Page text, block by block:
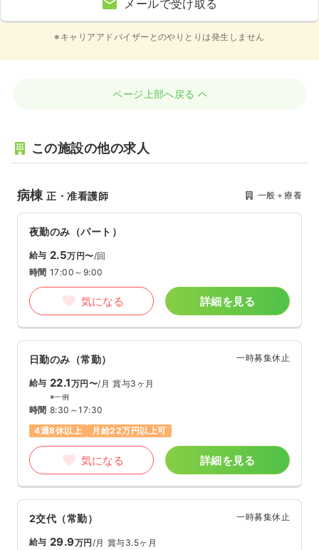
メールで受け取る
※キャリアアドバイザーとのやりとりは発生しません
ページ上部へ戻る
この施設の他の求人
病棟正・准看護師 一般＋療養
夜勤のみ（パート）
給与 2.5万円〜/回
時間 17:00～9:00
気になる 詳細を見る
日勤のみ（常勤） 一時募集休止
給与 22.1万円〜/月 賞与3ヶ月
※一例
時間 8:30～17:30
4週8休以上
月給22万円以上可
気になる 詳細を見る
2交代（常勤） 一時募集休止
給与 29.9万円/月 賞与3.5ヶ月